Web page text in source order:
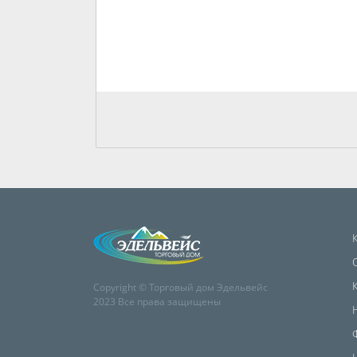
Copyright © Торговый дом Эдельвейс
2023 Все права защищены